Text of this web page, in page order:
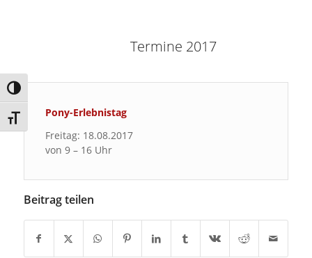
Umschalten auf hohe Kontraste
Schrift vergrößern
Termine 2017
Pony-Erlebnistag
Freitag: 18.08.2017
von 9 – 16 Uhr
Beitrag teilen